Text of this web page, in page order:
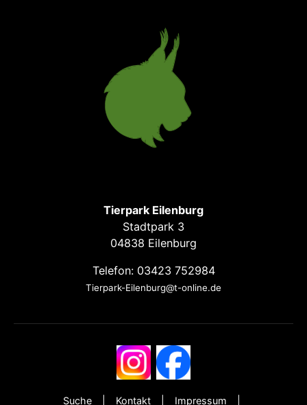
Tierpark Eilenburg
Stadtpark 3
04838 Eilenburg
Telefon: 03423 752984
Tierpark-Eilenburg@t-online.de
Suche Kontakt Impressum